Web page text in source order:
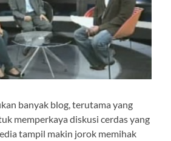
banyak blog, terutama yang
memperkaya diskusi cerdas yang
tampil makin jorok memihak